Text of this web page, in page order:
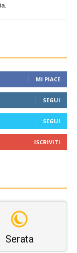
MI PIACE
SEGUI
SEGUI
ISCRIVITI
Serata